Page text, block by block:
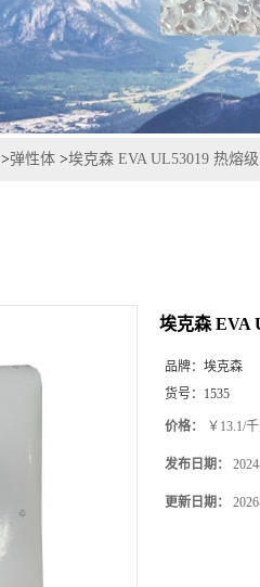
>弹性体 >埃克森 EVA UL53019 热熔
埃克森 EVA
品牌： 埃克森
货号： 1535
价格： ￥13.1/
发布日期：
更新日期：